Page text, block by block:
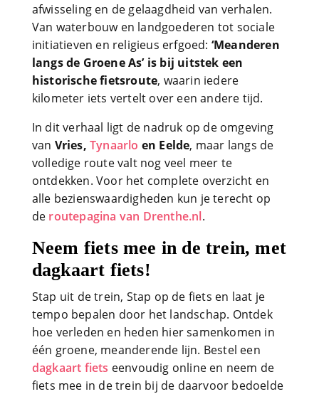
afwisseling en de gelaagdheid van verhalen.
Van waterbouw en landgoederen tot sociale
initiatieven en religieus erfgoed: ‘Meanderen
langs de Groene As’ is bij uitstek een
historische fietsroute, waarin iedere
kilometer iets vertelt over een andere tijd.
In dit verhaal ligt de nadruk op de omgeving
van Vries,Tynaarlo en Eelde, maar langs de
volledige route valt nog veel meer te
ontdekken. Voor het complete overzicht en
alle bezienswaardigheden kun je terecht op
de routepagina van Drenthe.nl.
Neem fiets mee in de trein, met
dagkaart fiets!
Stap uit de trein, Stap op de fiets en laat je
tempo bepalen door het landschap. Ontdek
hoe verleden en heden hier samenkomen in
één groene, meanderende lijn. Bestel een
dagkaart fiets eenvoudig online en neem de
fiets mee in de trein bij de daarvoor bedoelde